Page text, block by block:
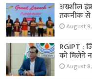
अग्रशील
तकनीक से
August
RGIPT :
को मिलेंगे
August